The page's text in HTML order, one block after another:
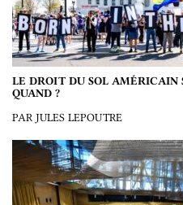
LE DROIT DU SOL AMÉRICAIN
QUAND ?
PAR JULES LEPOUTRE